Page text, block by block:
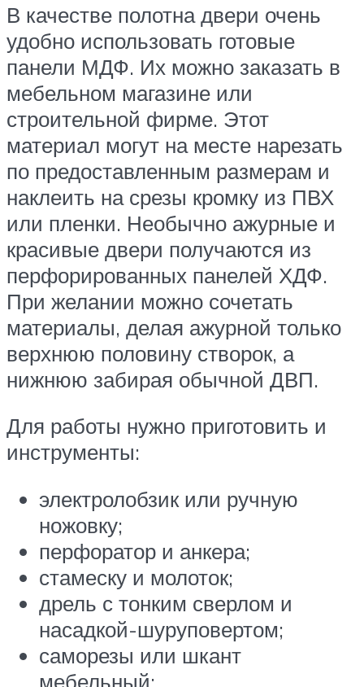
В качестве полотна двери очень
удобно использовать готовые
панели МДФ. Их можно заказать в
мебельном магазине или
строительной фирме. Этот
материал могут на месте нарезать
по предоставленным размерам и
наклеить на срезы кромку из ПВХ
или пленки. Необычно ажурные и
красивые двери получаются из
перфорированных панелей ХДФ.
При желании можно сочетать
материалы, делая ажурной только
верхнюю половину створок, а
нижнюю забирая обычной ДВП.
Для работы нужно приготовить и
инструменты:
электролобзик или ручную
ножовку;
перфоратор и анкера;
стамеску и молоток;
дрель с тонким сверлом и
насадкой-шуруповертом;
саморезы или шкант
мебельный;